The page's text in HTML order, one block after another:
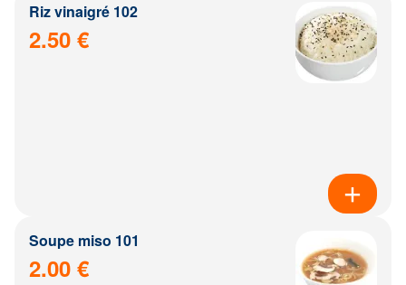
Riz vinaigré 102
2.50 €
Soupe miso 101
2.00 €